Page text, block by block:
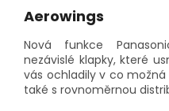
Aerowings
Nová funkce
nezávislé klapky, které
vás ochladily v co
také s rovnoměrnou